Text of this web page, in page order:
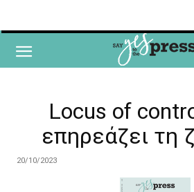
Locus of
επηρεάζει τη
20/10/2023